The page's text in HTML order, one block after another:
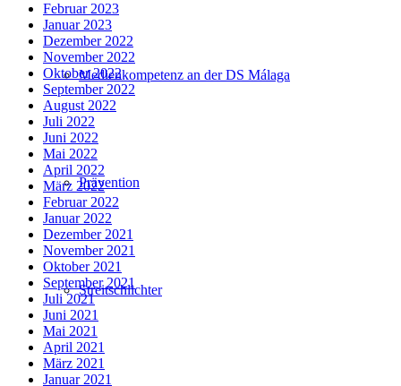
Medienkompetenz an der DS Málaga
Prävention
Streitschlichter
Februar 2023
Januar 2023
Dezember 2022
November 2022
Oktober 2022
September 2022
August 2022
Juli 2022
Juni 2022
Mai 2022
April 2022
März 2022
Februar 2022
Januar 2022
Dezember 2021
November 2021
Oktober 2021
September 2021
Juli 2021
Juni 2021
Mai 2021
April 2021
März 2021
Januar 2021